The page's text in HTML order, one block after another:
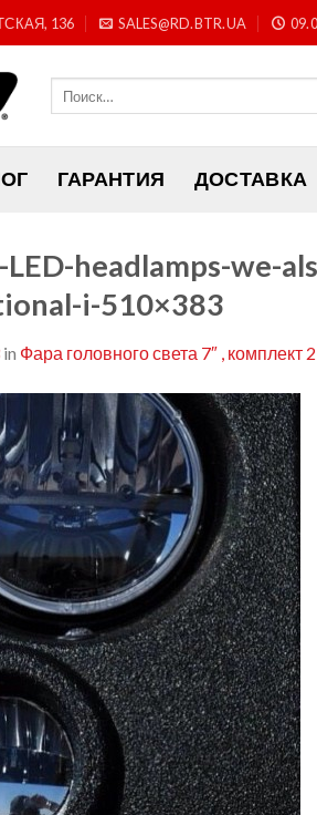
136 SALES@RD.BTR.UA
ГАРАНТИЯ ДОСТАВКА
headlamps-we-
i-510×383
in Фара головного света 7″ ,